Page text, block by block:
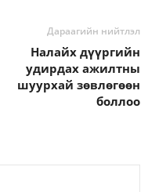
Дараагийн нийтлэл
Налайх дүүргийн
удирдах ажилтны
шуурхай зөвлөгөөн
боллоо